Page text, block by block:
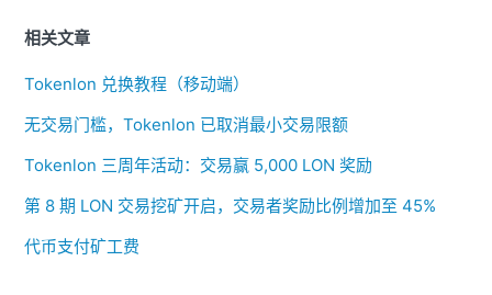
相关文章
Tokenlon 兑换教程（移动端）
无交易门槛，Tokenlon 已取消最小交易限额
Tokenlon 三周年活动：交易赢 5,000 LON 奖励
第 8 期 LON 交易挖矿开启，交易者奖励比例增加至 45%
代币支付矿工费